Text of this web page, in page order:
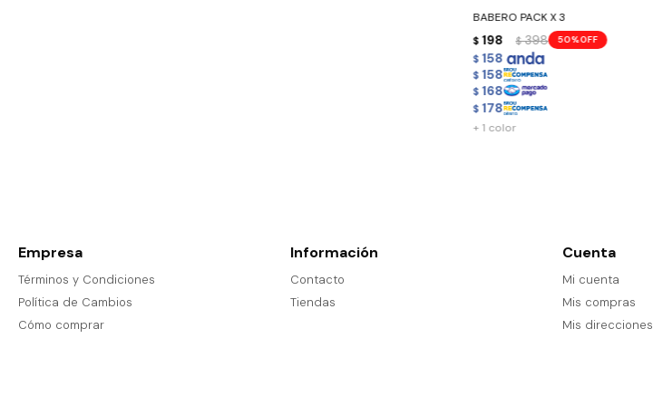
BABERO PACK X 3
$ 198 $ 398 50
$ 158
$ 158
$ 168
$ 178
+ 1 color
Empresa
Términos y Condiciones
Política de Cambios
Cómo comprar
Información
Contacto
Tiendas
Cuenta
Mi cuenta
Mis compras
Mis direcciones